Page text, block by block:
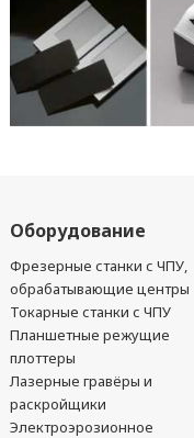
Оборудование
Фрезерные станки с ЧПУ,
обрабатывающие центры
Токарные станки с ЧПУ
Планшетные режущие
плоттеры
Лазерные гравёры и
раскройщики
Электроэрозионное